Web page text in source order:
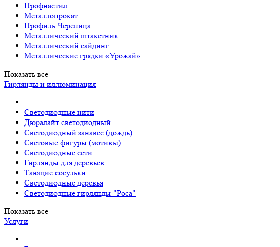
Профнастил
Металлопрокат
Профиль Черепица
Металлический штакетник
Металлический сайдинг
Металлические грядки «Урожай»
Показать все
Гирлянды и иллюминация
Светодиодные нити
Дюралайт светодиодный
Светодиодный занавес (дождь)
Световые фигуры (мотивы)
Светодиодные сети
Гирлянды для деревьев
Тающие сосульки
Светодиодные деревья
Светодиодные гирлянды "Роса"
Показать все
Услуги